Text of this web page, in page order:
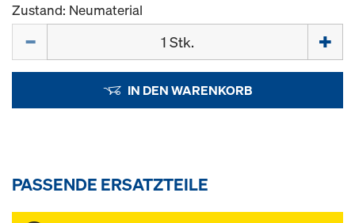
Zustand: Neumaterial
IN DEN WARENKORB
PASSENDE ERSATZTEILE